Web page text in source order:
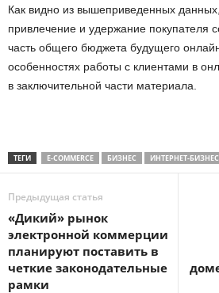
Как видно из вышеприведенных
привлечение и удержание покупателя
часть общего бюджета будущего
особенностях работы с клиентами в
в заключительной части материала.
ТЕГИ E-COMMERCE БИЗНЕС ИНТЕРНЕТ-БИЗНЕС
Предыдущая статья
«Дикий» рынок
электронной коммерции
планируют поставить в
четкие законодательные
рамки